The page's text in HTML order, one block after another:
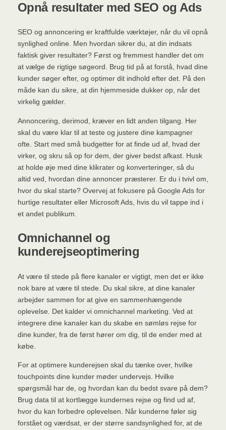
Opnå resultater med SEO og Ads
SEO og annoncering er kraftfulde værktøjer, når du vil opnå
synlighed online. Men hvordan sikrer du, at din indsats
faktisk giver resultater? Først og fremmest handler det om
at vælge de rigtige søgeord. Brug tid på at forstå, hvad dine
kunder søger efter, og optimer dit indhold efter det. På den
måde kan du sikre, at din hjemmeside dukker op, når det
virkelig gælder.
Annoncering, derimod, kræver en lidt anden tilgang. Her
skal du være klar til at teste og justere dine kampagner
ofte. Start med små budgetter for at finde ud af, hvad der
virker, og skru så op for dem, der giver bedst afkast. Husk
at holde øje med dine klikrater og konverteringer, så du
altid ved, hvordan dine annoncer præsterer. Er du i tvivl om,
hvor du skal starte? Overvej at fokusere på Google Ads for
hurtige resultater eller Microsoft Ads, hvis du vil tappe ind i
et andet publikum.
Omnichannel og
kunderejseoptimering
At være til stede på flere kanaler er vigtigt, men det er ikke
nok bare at være til stede. Du skal sikre, at dine kanaler
arbejder sammen for at give en sammenhængende
oplevelse. Det kalder vi omnichannel marketing. Ved at
integrere dine kanaler kan du skabe en sømløs rejse for
dine kunder, fra de først hører om dig, til de ender med at
købe.
For at optimere kunderejsen skal du tænke over, hvilke
touchpoints dine kunder møder undervejs. Hvilke
spørgsmål har de, og hvordan kan du bedst svare på dem?
Brug data til at kortlægge kundernes rejse og find ud af,
hvor du kan forbedre oplevelsen. Når kunderne føler sig
forstået og værdsat, er der større sandsynlighed for, at de